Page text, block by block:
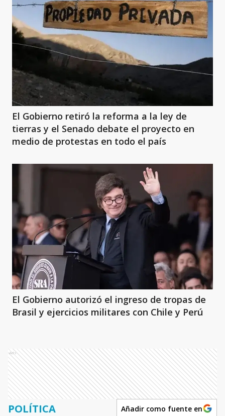
El Gobierno retiró la reforma a la ley de
tierras y el Senado debate el proyecto en
medio de protestas en todo el país
El Gobierno autorizó el ingreso de tropas de
Brasil y ejercicios militares con Chile y Perú
Ads
POLÍTICA Añadir como fuente en